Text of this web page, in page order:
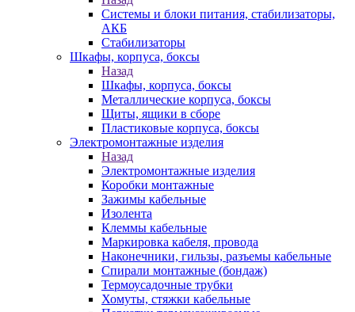
Системы и блоки питания, стабилизаторы,
АКБ
Стабилизаторы
Шкафы, корпуса, боксы
Назад
Шкафы, корпуса, боксы
Металлические корпуса, боксы
Щиты, ящики в сборе
Пластиковые корпуса, боксы
Электромонтажные изделия
Назад
Электромонтажные изделия
Коробки монтажные
Зажимы кабельные
Изолента
Клеммы кабельные
Маркировка кабеля, провода
Наконечники, гильзы, разъемы кабельные
Спирали монтажные (бондаж)
Термоусадочные трубки
Хомуты, стяжки кабельные